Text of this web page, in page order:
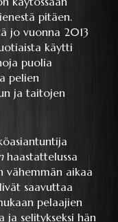
pitäen.
jo vuonna 2013
käytti
puolia
pelien
ja taitojen
haastattelussa
vähemmän aikaa
saavuttaa
pelaajien
ja selitykseksi hän